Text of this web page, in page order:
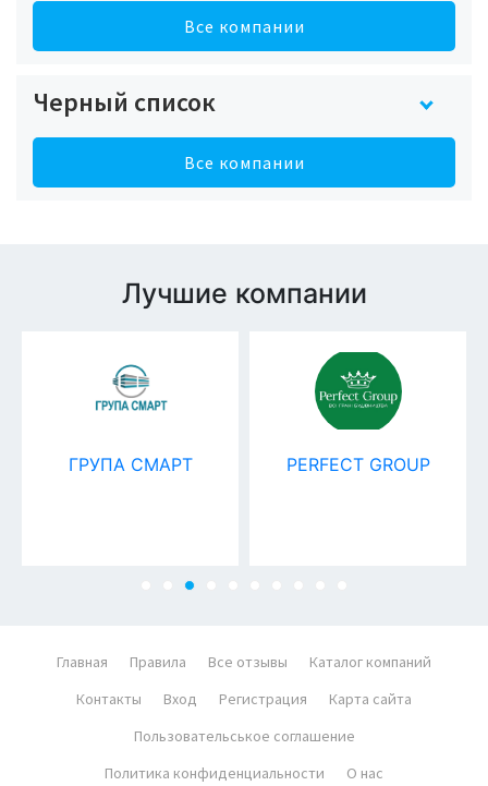
Все компании
Черный список
Все компании
Лучшие компании
ГРУПА СМАРТ PERFECT GROUP
Главная Правила Все отзывы
Каталог компаний
Контакты
Вход Регистрация
Карта сайта
Пользовательськое соглашение
Политика конфиденциальности
О нас